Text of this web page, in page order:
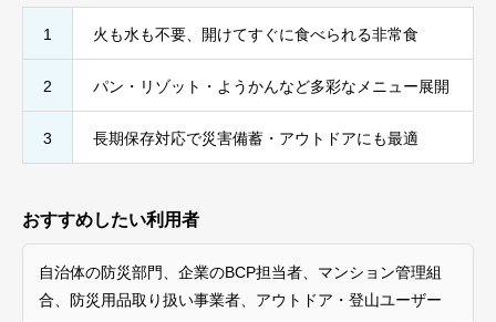
1 火も水も不要、開けてすぐに食べられる非常食
2 パン・リゾット・ようかんなど多彩なメニュー展開
3 長期保存対応で災害備蓄・アウトドアにも最適
おすすめしたい利用者
自治体の防災部門、企業のBCP担当者、マンション管理組
合、防災用品取り扱い事業者、アウトドア・登山ユーザー